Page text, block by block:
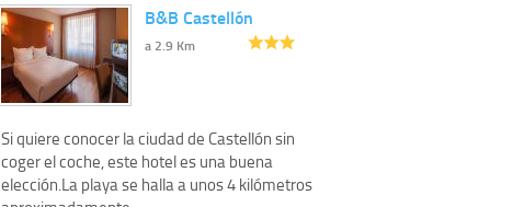
B&B Castellón
a 2.9 Km
Si quiere conocer la ciudad de Castellón sin
coger el coche, este hotel es una buena
elección.La playa se halla a unos 4 kilómetros